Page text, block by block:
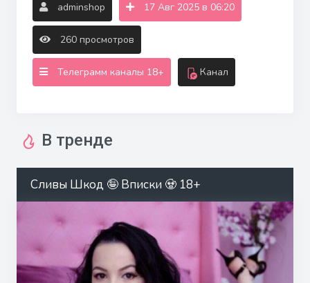
adminshop 17 Авг 2025 в 06:20
260 просмотров
Телеграмм каналы 18+ Канал
В тренде
Сливы Шкод 🤪 Вписки 🧟 18+